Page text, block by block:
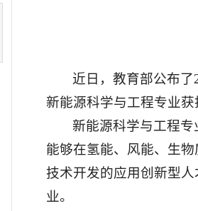
近日，教育部公布
新能源科学与工程专业获
新能源科学与工程
能够在氢能、风能、生
技术开发的应用创新型
业。